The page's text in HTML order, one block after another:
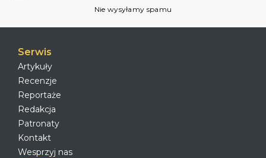
Nie wysyłamy spamu
Serwis
Artykuły
Recenzje
Reportaże
Redakcja
Patronaty
Kontakt
Wesprzyj nas